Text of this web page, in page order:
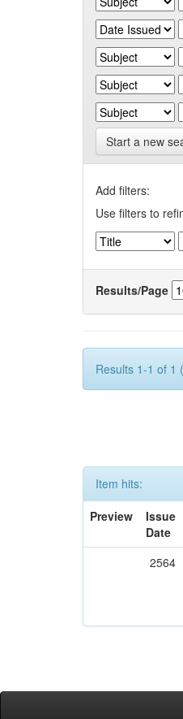
Start a new
Add filters:
Use filters to
Results/Page
Results 1-1 of 1
Item hits:
Preview
Issue
Date
2564